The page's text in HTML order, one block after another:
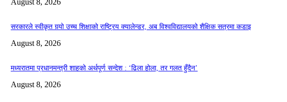
सरकारले स्वीकृत गर्‍यो उच्च शिक्षाको राष्ट्रिय क्यालेन्डर, अब विश्वविद्यालयको शैक्षिक सत्रमा कडाइ
August 8, 2026
मध्यरातमा प्रधानमन्त्री शाहको अर्थपूर्ण सन्देश : ‘ढिला होला, तर गलत हुँदैन’
August 8, 2026